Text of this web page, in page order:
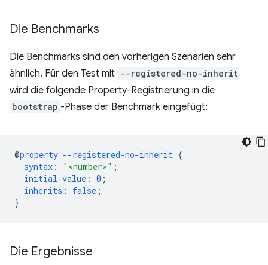
Die Benchmarks
Die Benchmarks sind den vorherigen Szenarien sehr
ähnlich. Für den Test mit --registered-no-inherit
wird die folgende Property-Registrierung in die
bootstrap -Phase der Benchmark eingefügt:
@property --registered-no-inherit {
syntax : "<number>" ;
initial-value : 0 ;
inherits : false ;
}
Die Ergebnisse